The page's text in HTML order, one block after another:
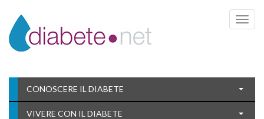
Toggle
CONOSCERE IL DIABETE
VIVERE CON IL DIABETE